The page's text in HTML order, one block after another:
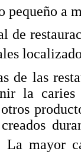
pequeño a
de
de las
la
La mayor